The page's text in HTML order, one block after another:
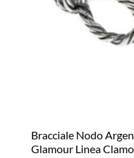
Bracciale Nodo
Glamour Linea